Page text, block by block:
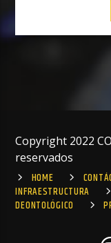
Copyright 2022
reservados
HOME
INFRAESTRUCTURA
DEONTOLÓGICO